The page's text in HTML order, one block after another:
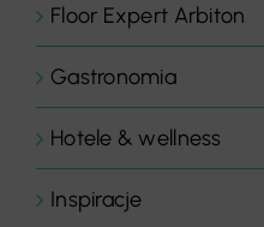
Floor Expert Arbiton
Gastronomia
Hotele & wellness
Inspiracje